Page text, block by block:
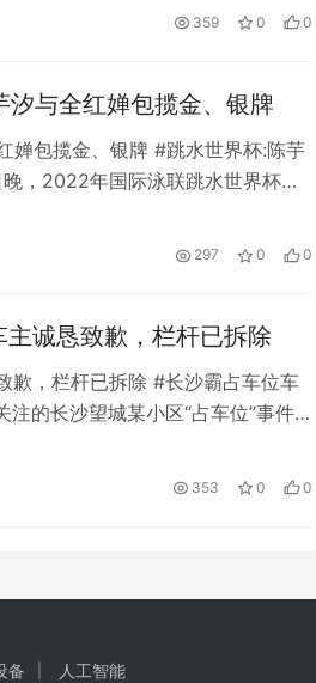
应该分得更多的财产。 他们有继承
359 0 0
与全红婵包揽金、银牌
婵包揽金、银牌 #跳水世界杯:陈芋
，2022年国际泳联跳水世界杯在
分获得亚军。 这也是陈芋汐在
297 0 0
诚恳致歉，栏杆已拆除
歉，栏杆已拆除 #长沙霸占车位车
的长沙望城某小区“占车位”事件
行了“隔空对话”，阐述了对事件的
353 0 0
备 人工智能